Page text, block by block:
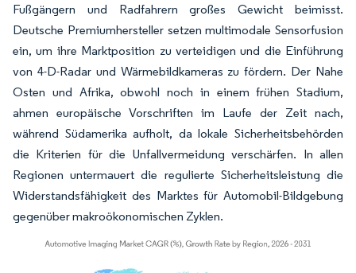
Fußgängern und Radfahrern großes Gewicht beimisst.
Deutsche Premiumhersteller setzen multimodale Sensorfusion
ein, um ihre Marktposition zu verteidigen und die Einführung
von 4-D-Radar und Wärmebildkameras zu fördern. Der Nahe
Osten und Afrika, obwohl noch in einem frühen Stadium,
ahmen europäische Vorschriften im Laufe der Zeit nach,
während Südamerika aufholt, da lokale Sicherheitsbehörden
die Kriterien für die Unfallvermeidung verschärfen. In allen
Regionen untermauert die regulierte Sicherheitsleistung die
Widerstandsfähigkeit des Marktes für Automobil-Bildgebung
gegenüber makroökonomischen Zyklen.